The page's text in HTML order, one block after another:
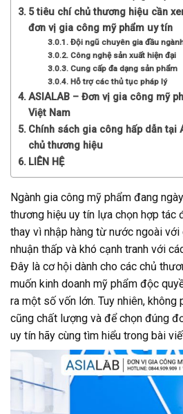
5 tiêu chí chủ thương hiệu cần
đơn vị gia công mỹ phẩm uy tín
Đội ngũ chuyên gia đầu
Công nghệ sản xuất hiện đại
Cung cấp đa dạng sản phẩm
Hỗ trợ các thủ tục pháp lý
ASIALAB – Đơn vị gia công mỹ
Việt Nam
Chính sách gia công hấp dẫn tại
chủ thương hiệu
LIÊN HỆ
Ngành gia công mỹ phẩm đang
thương hiệu uy tín lựa chọn hợp tác
thay vì nhập hàng từ nước ngoài
nhuận thấp và khó cạnh tranh với
Đây là cơ hội dành cho các chủ
muốn kinh doanh mỹ phẩm độc
ra một số vốn lớn. Tuy nhiên,
cũng chất lượng và để chọn đúng
uy tín hãy cùng tìm hiểu trong bài